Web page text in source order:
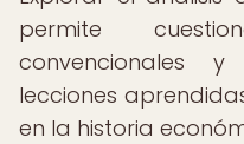
permite
convencionales
lecciones
en la historia